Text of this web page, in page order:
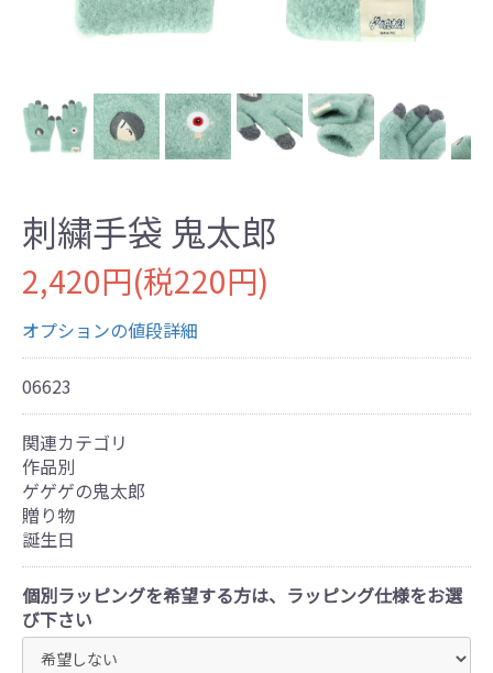
刺繍手袋 鬼太郎
2,420円(税220円)
オプションの値段詳細
06623
関連カテゴリ
作品別
ゲゲゲの鬼太郎
贈り物
誕生日
個別ラッピングを希望する方は、ラッピング仕様をお選
び下さい